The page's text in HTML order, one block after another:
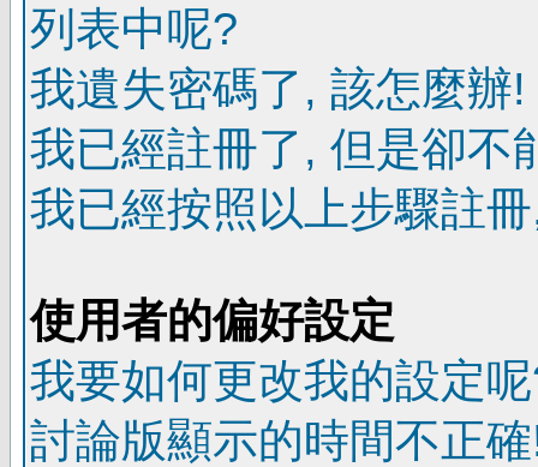
列表中呢?
我遺失密碼了, 該怎麼辦!
我已經註冊了, 但是卻不
我已經按照以上步驟註
使用者的偏好設定
我要如何更改我的設定
討論版顯示的時間不正